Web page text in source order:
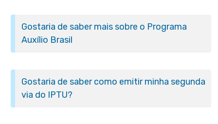
Gostaria de saber mais sobre o Programa
Auxílio Brasil
Gostaria de saber como emitir minha segunda
via do IPTU?